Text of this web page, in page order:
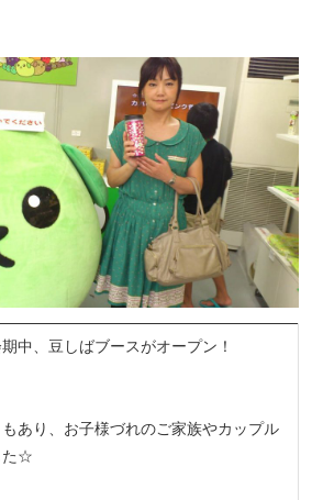
中、豆しばブースがオープン！
あり、お子様づれのご家族やカップル
た☆